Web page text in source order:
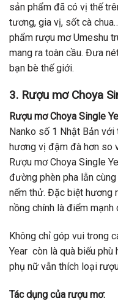
sản phẩm đã có vị thế
tương, gia vị, sốt cà
phẩm rượu mơ Umeshu
mang ra toàn cầu. Đưa
bạn bè thế giới.
3. Rượu mơ Choya
Rượu mơ Choya Single
Nanko số 1 Nhật Bản
hương vị đậm đà hơn so
Rượu mơ Choya Single
đường phèn pha lẫn
nếm thử. Đặc biệt hương
nồng chính là điểm mạnh
Không chỉ góp vui trong
Year còn là quà biếu phù
phụ nữ vẫn thích loại
Tác dụng của rượu mơ: